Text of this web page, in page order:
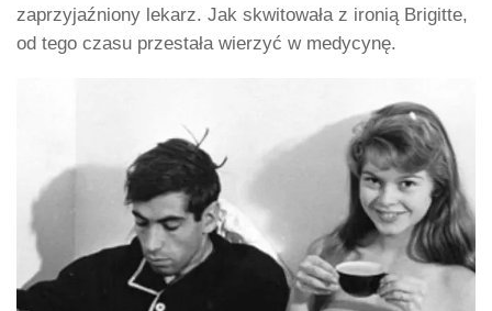
zaprzyjaźniony lekarz. Jak skwitowała z ironią Brigitte,
od tego czasu przestała wierzyć w medycynę.